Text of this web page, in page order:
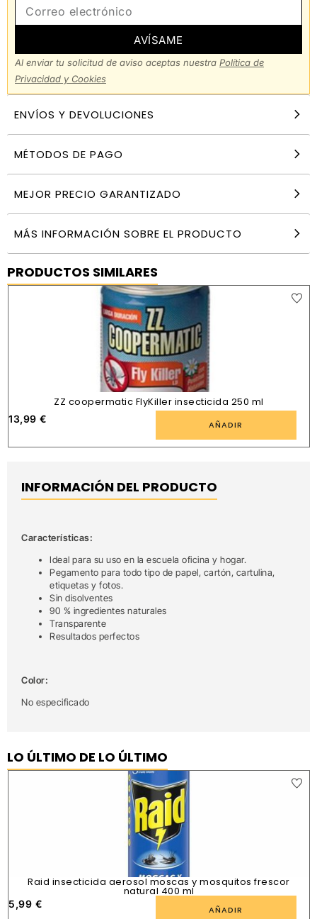
AVÍSAME
Al enviar tu solicitud de aviso aceptas nuestra Política de
Privacidad y Cookies
ENVÍOS Y DEVOLUCIONES
MÉTODOS DE PAGO
MEJOR PRECIO GARANTIZADO
MÁS INFORMACIÓN SOBRE EL PRODUCTO
PRODUCTOS SIMILARES
ZZ coopermatic FlyKiller insecticida 250 ml
13,99 € AÑADIR
INFORMACIÓN DEL PRODUCTO
Características:
Ideal para su uso en la escuela oficina y hogar.
Pegamento para todo tipo de papel, cartón, cartulina,
etiquetas y fotos.
Sin disolventes
90 % ingredientes naturales
Transparente
Resultados perfectos
Color:
No especificado
LO ÚLTIMO DE LO ÚLTIMO
Raid insecticida aerosol moscas y mosquitos frescor
natural 400 ml
5,99 € AÑADIR